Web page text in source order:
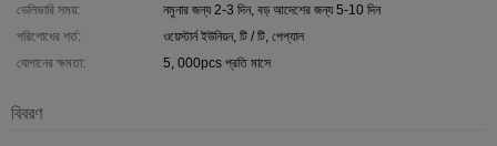
ডেলিভারি সময়:
নমুনার জন্য 2-3 দিন, বড় আদেশের জন্য 5-10 দিন
পরিশোধের শর্ত:
ওয়েস্টার্ন ইউনিয়ন, টি / টি, পেপ্যাল
যোগানের ক্ষমতা:
5, 000pcs প্রতি মাসে
বিবরণ